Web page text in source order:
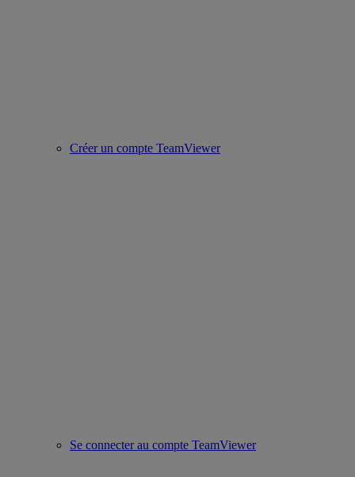
Créer un compte TeamViewer
Se connecter au compte TeamViewer